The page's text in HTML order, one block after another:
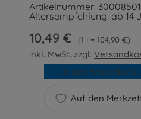
Artikelnummer:
Altersempfehlung: ab 14
10,49 € 1 l = 104,90 €
inkl. MwSt. zzgl.
Auf den
In den Warenkorb